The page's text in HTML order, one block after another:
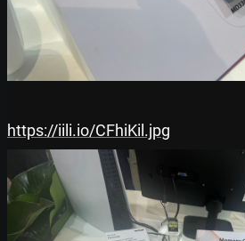
https://iili.io/CFhiKil.jpg